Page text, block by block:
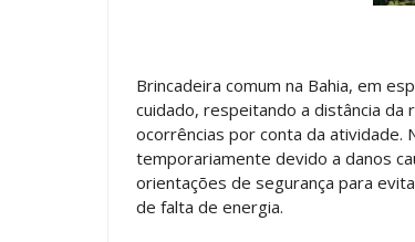
Brincadeira comum na Bahia, em
cuidado, respeitando a distância da
ocorrências por conta da atividade.
temporariamente devido a danos
orientações de segurança para
de falta de energia.